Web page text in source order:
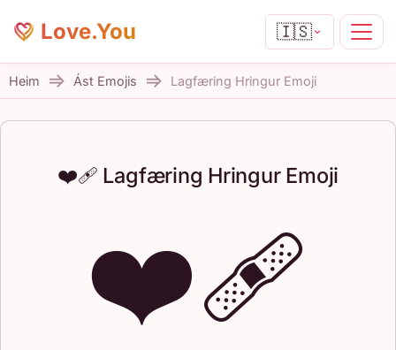
Love.You 🇮🇸
Heim Ást Emojis Lagfæring Hringur Emoji
❤️‍🩹 Lagfæring Hringur Emoji
❤️‍🩹